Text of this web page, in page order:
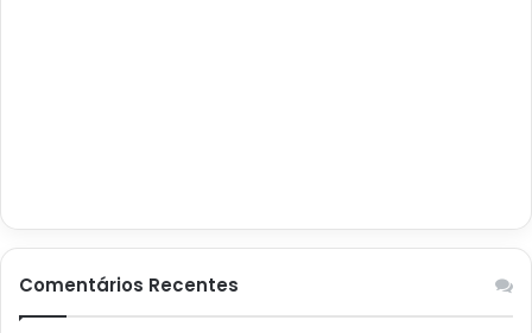
Comentários Recentes